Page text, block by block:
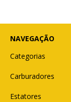
NAVEGAÇÃO
Categorias
Carburadores
Estatores